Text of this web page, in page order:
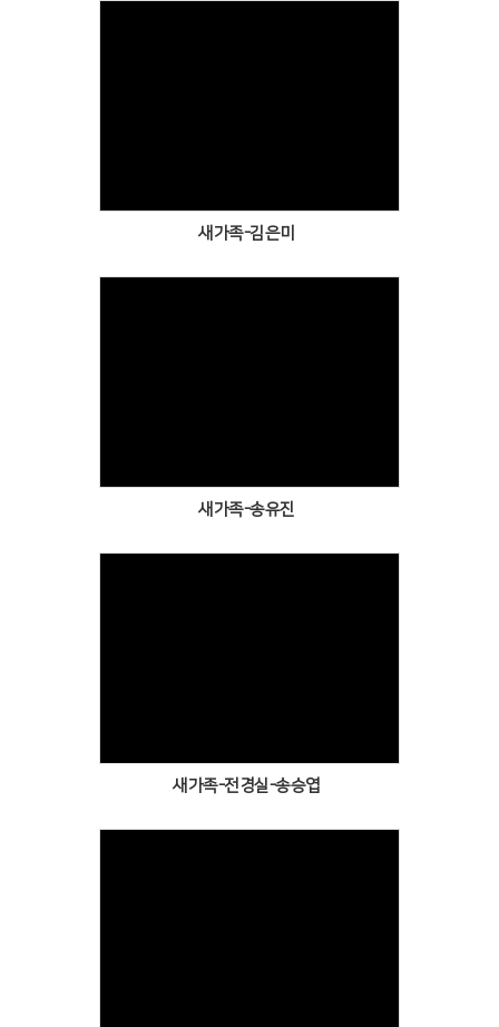
새가족-김은미
새가족-송유진
새가족-전경실-송승엽